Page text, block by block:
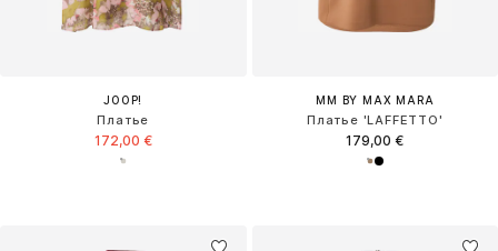
JOOP!
Платье
172,00 €
MM BY MAX MARA
Платье 'LAFFETTO'
179,00 €